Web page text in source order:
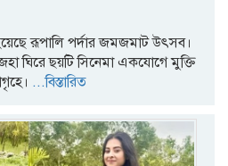
রূপালি পর্দার জমজমাট উৎসব।
ঘিরে ছয়টি সিনেমা একযোগে মুক্তি
...বিস্তারিত